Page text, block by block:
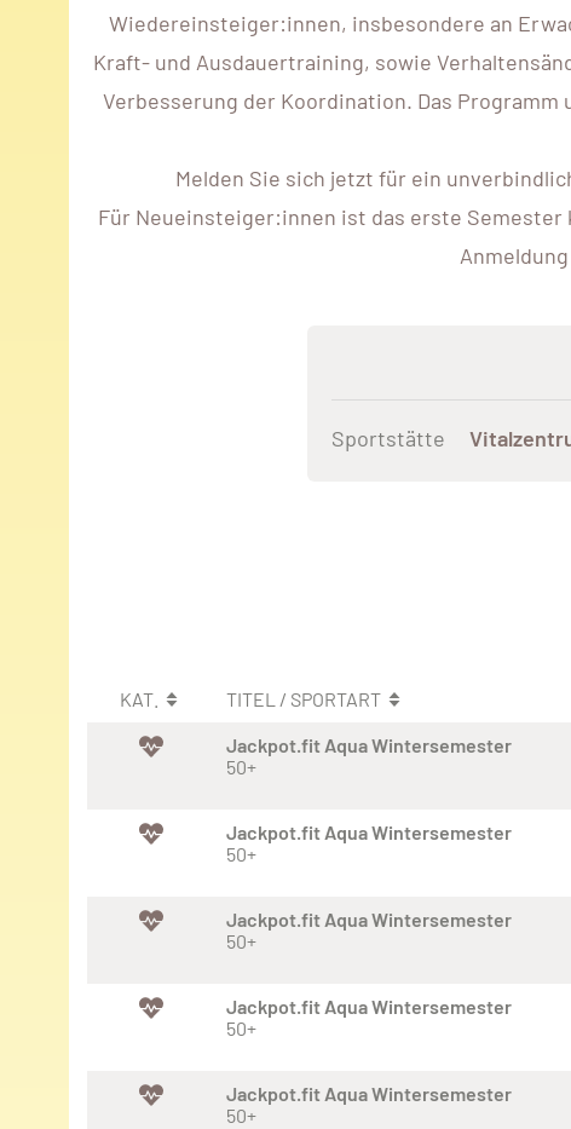
Wiedereinsteiger:innen, insbesondere an
Kraft- und Ausdauertraining, sowie
Verbesserung der Koordination. Das
Melden Sie sich jetzt für ein
Für Neueinsteiger:innen ist das erste Semester
Sportstätte
KAT. TITEL / SPORTART
Jackpot.fit Aqua Wintersemester
50+
Jackpot.fit Aqua Wintersemester
50+
Jackpot.fit Aqua Wintersemester
50+
Jackpot.fit Aqua Wintersemester
50+
Jackpot.fit Aqua Wintersemester
50+